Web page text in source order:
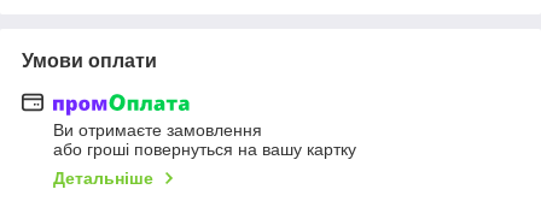
Умови оплати
Ви отримаєте замовлення
або гроші повернуться на вашу картку
Детальніше